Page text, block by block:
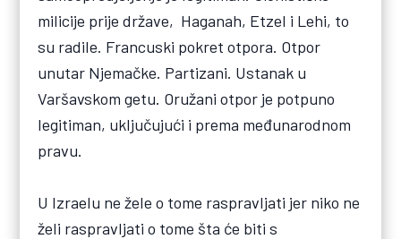
milicije prije države, Haganah, Etzel i Lehi, to
su radile. Francuski pokret otpora. Otpor
unutar Njemačke. Partizani. Ustanak u
Varšavskom getu. Oružani otpor je potpuno
legitiman, uključujući i prema međunarodnom
pravu.
U Izraelu ne žele o tome raspravljati jer niko ne
želi raspravljati o tome šta će biti s